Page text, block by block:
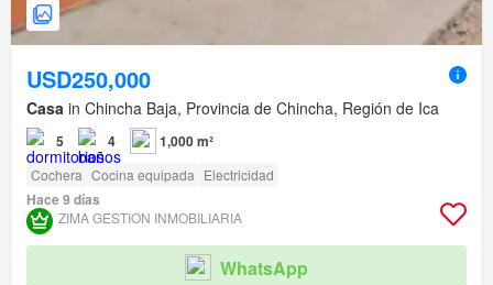
USD250,000
Casa in Chincha Baja, Provincia de Chincha, Región de Ica
5 4 1,000 m²
Cochera Cocina equipada Electricidad
Hace 9 días
ZIMA GESTION INMOBILIARIA
WhatsApp